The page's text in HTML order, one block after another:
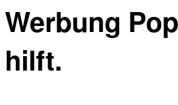
Werbung
hilft.